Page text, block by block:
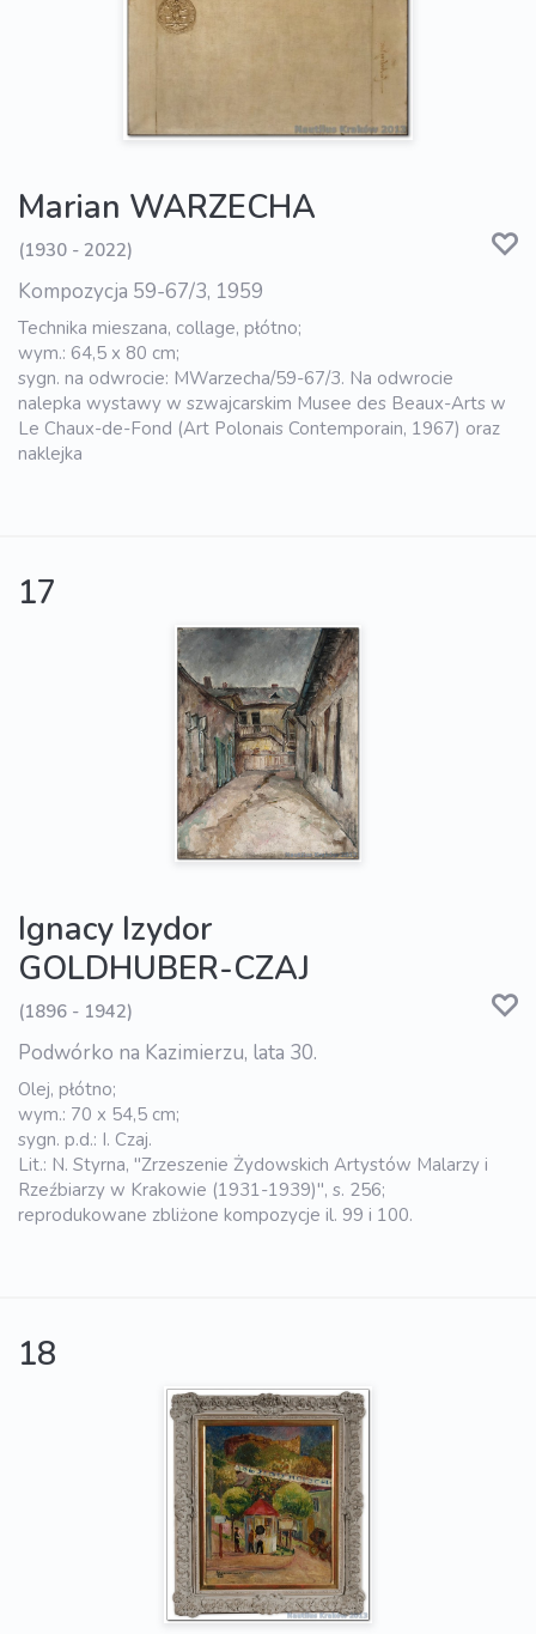
Marian WARZECHA
(1930 - 2022)
Kompozycja 59-67/3, 1959
Technika mieszana, collage, płótno;
wym.: 64,5 x 80 cm;
sygn. na odwrocie: MWarzecha/59-67/3. Na odwrocie
nalepka wystawy w szwajcarskim Musee des Beaux-Arts w
Le Chaux-de-Fond (Art Polonais Contemporain, 1967) oraz
naklejka
17
Ignacy Izydor
GOLDHUBER-CZAJ
(1896 - 1942)
Podwórko na Kazimierzu, lata 30.
Olej, płótno;
wym.: 70 x 54,5 cm;
sygn. p.d.: I. Czaj.
Lit.: N. Styrna, "Zrzeszenie Żydowskich Artystów Malarzy i
Rzeźbiarzy w Krakowie (1931-1939)", s. 256;
reprodukowane zbliżone kompozycje il. 99 i 100.
18